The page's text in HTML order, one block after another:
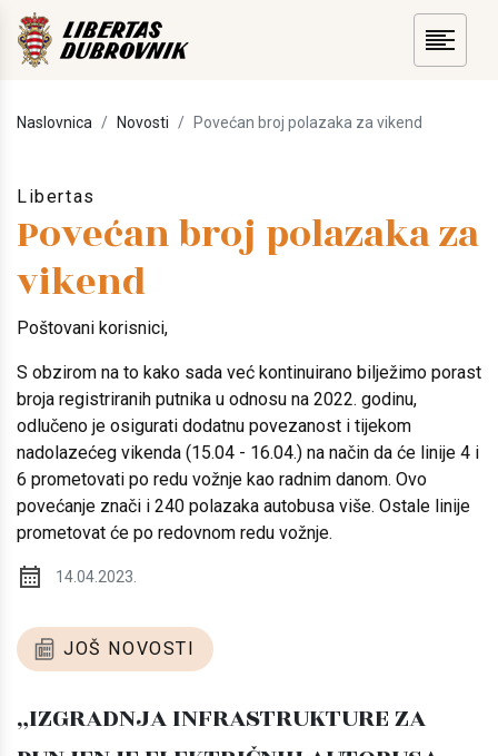
Naslovnica Novosti Povećan broj polazaka za vikend
Libertas
Povećan broj polazaka za
vikend
Poštovani korisnici,
S obzirom na to kako sada već kontinuirano bilježimo porast
broja registriranih putnika u odnosu na 2022. godinu,
odlučeno je osigurati dodatnu povezanost i tijekom
nadolazećeg vikenda (15.04 - 16.04.) na način da će linije 4 i
6 prometovati po redu vožnje kao radnim danom. Ovo
povećanje znači i 240 polazaka autobusa više. Ostale linije
prometovat će po redovnom redu vožnje.
14.04.2023.
JOŠ NOVOSTI
„IZGRADNJA INFRASTRUKTURE ZA